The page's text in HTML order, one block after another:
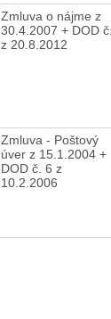
Zmluva o nájme z
30.4.2007 + DOD
z 20.8.2012
Zmluva - Poštový
úver z 15.1.2004 +
DOD č. 6 z
10.2.2006